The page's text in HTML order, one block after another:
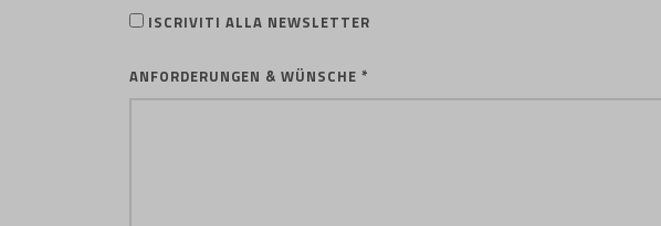
ISCRIVITI ALLA NEWSLETTER
ANFORDERUNGEN & WÜNSCHE *